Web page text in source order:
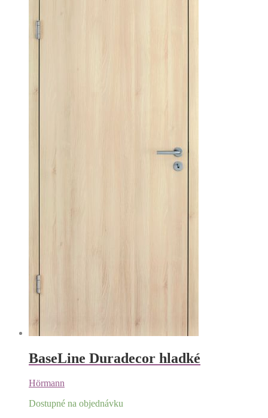
BaseLine Duradecor hladké
Hörmann
Dostupné na objednávku